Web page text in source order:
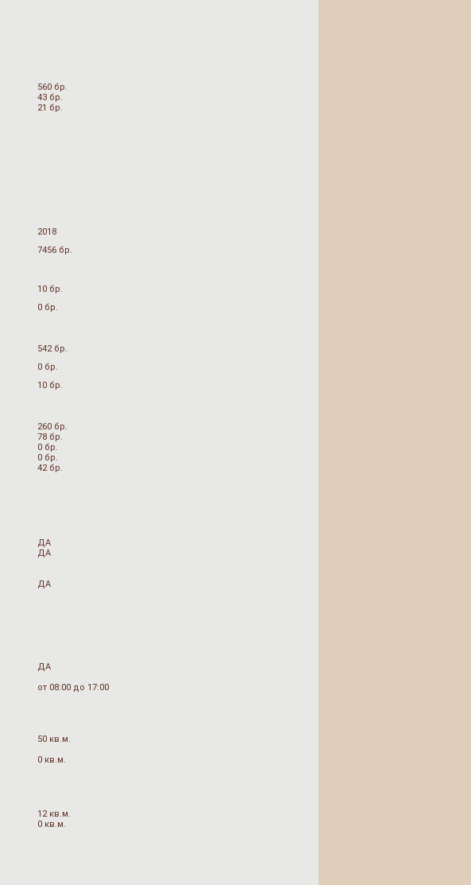
560 бр.
43 бр.
21 бр.
2018
7456 бр.
10 бр.
0 бр.
542 бр.
0 бр.
10 бр.
260 бр.
78 бр.
0 бр.
0 бр.
42 бр.
ДА
ДА
ДА
ДА
от 08:00 до 17:00
50 кв.м.
0 кв.м.
12 кв.м.
0 кв.м.